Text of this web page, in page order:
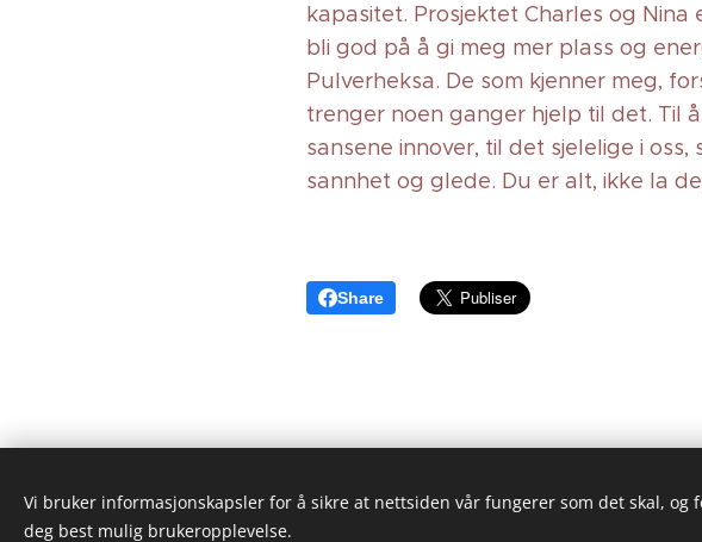
kapasitet. Prosjektet Charles og
bli god på å gi meg mer plass og
Pulverheksa. De som kjenner meg,
trenger noen ganger hjelp til det. Til
sansene innover, til det sjelelige i
sannhet og glede. Du er alt, ikke la
Share
© 2025
Vi bruker informasjonskapsler for å sikre at nettsiden vår fungerer som det skal, og
deg best mulig brukeropplevelse.